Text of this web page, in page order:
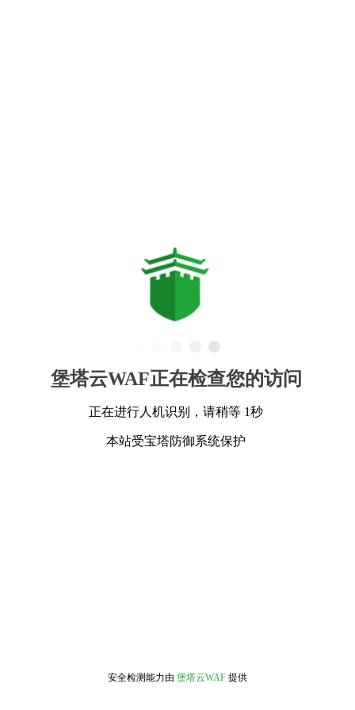
堡塔云WAF正在检查您的访问
正在进行人机识别，请稍等 1秒
本站受宝塔防御系统保护
安全检测能力由 堡塔云WAF 提供